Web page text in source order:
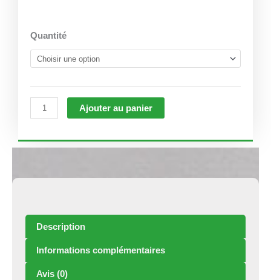
Quantité
quantité
de
Trim
Ajouter au panier
Description
Informations complémentaires
Avis (0)